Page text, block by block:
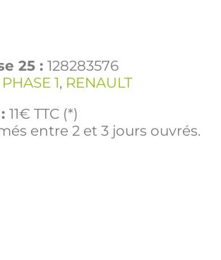
25 : 128283576
1, RENAULT
11€ TTC (*)
entre 2 et 3 jours ouvrés.